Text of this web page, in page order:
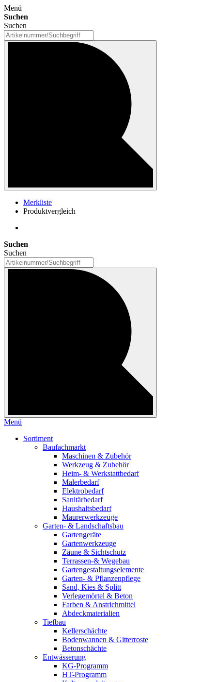
Menü
Suchen
Suchen
Merkliste
Produktvergleich
Suchen
Suchen
Menü
Sortiment
Baufachmarkt
Maschinen & Zubehör
Werkzeug & Zubehör
Heim- & Werkstattbedarf
Malerbedarf
Elektrobedarf
Sanitärbedarf
Haushaltsbedarf
Maurerwerkzeuge
Garten- & Landschaftsbau
Gartengeräte
Gartenwerkzeuge
Zäune & Sichtschutz
Terrassen-& Wegebau
Gartengestaltungselemente
Garten- & Pflanzenpflege
Sand, Kies & Splitt
Verlegemörtel & Beton
Farben & Anstrichmittel
Abdeckmaterialien
Tiefbau
Kellerschächte
Bodenwannen & Gitterroste
Betonschächte
Entwässerung
KG-Programm
HT-Programm